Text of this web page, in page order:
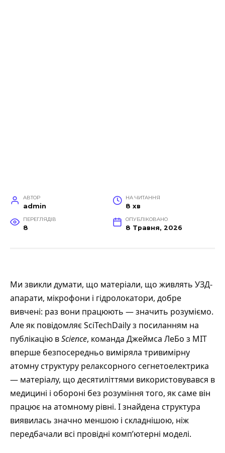
АВТОР
admin
НА ЧИТАННЯ
8 хв
ПЕРЕГЛЯДІВ
8
ОПУБЛІКОВАНО
8 Травня, 2026
Ми звикли думати, що матеріали, що живлять УЗД-
апарати, мікрофони і гідролокатори, добре
вивчені: раз вони працюють — значить розуміємо.
Але як повідомляєSciTechDailyз посиланням на
публікацію вScience, команда Джеймса ЛеБо з MIT
вперше безпосередньо виміряла тривимірну
атомну структуру релаксорного сегнетоелектрика
— матеріалу, що десятиліттями використовувався в
медицині і обороні без розуміння того, як саме він
працює на атомному рівні. І знайдена структура
виявилась значно меншою і складнішою, ніж
передбачали всі провідні комп’ютерні моделі.